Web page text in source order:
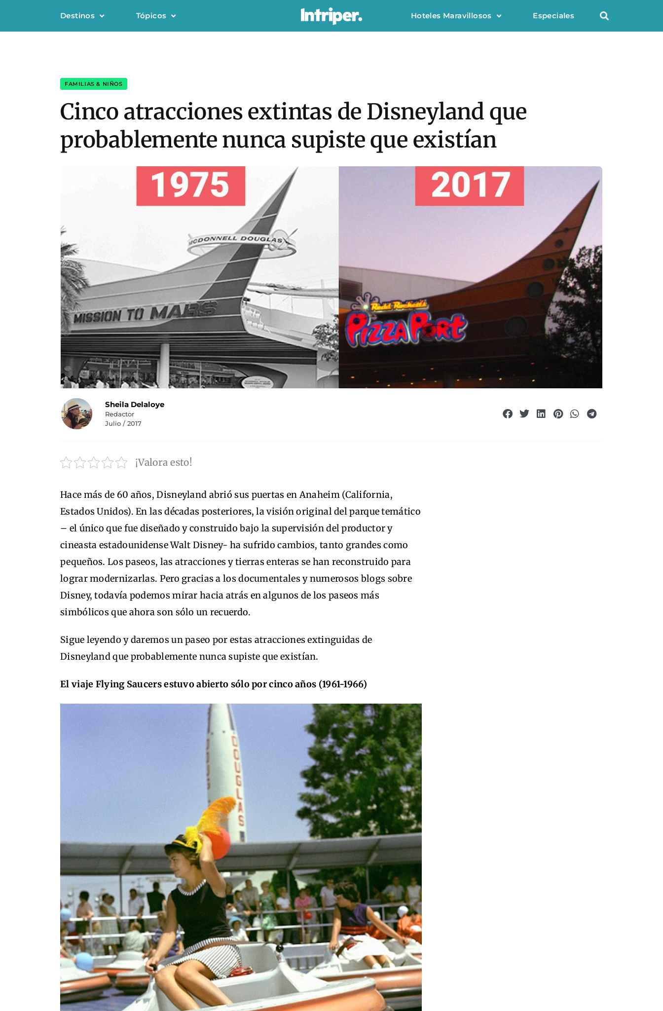
Destinos Tópicos Hoteles Maravillosos Especiales
FAMILIAS & NIÑOS
Cinco atracciones extintas de Disneyland que
probablemente nunca supiste que existían
Sheila Delaloye
Redactor
Julio / 2017
¡Valora esto!
Hace más de 60 años, Disneyland abrió sus puertas en Anaheim (California,
Estados Unidos). En las décadas posteriores, la visión original del parque temático
– el único que fue diseñado y construido bajo la supervisión del productor y
cineasta estadounidense Walt Disney- ha sufrido cambios, tanto grandes como
pequeños. Los paseos, las atracciones y tierras enteras se han reconstruido para
lograr modernizarlas. Pero gracias a los documentales y numerosos blogs sobre
Disney, todavía podemos mirar hacia atrás en algunos de los paseos más
simbólicos que ahora son sólo un recuerdo.
Sigue leyendo y daremos un paseo por estas atracciones extinguidas de
Disneyland que probablemente nunca supiste que existían.
El viaje Flying Saucers estuvo abierto sólo por cinco años (1961-1966)